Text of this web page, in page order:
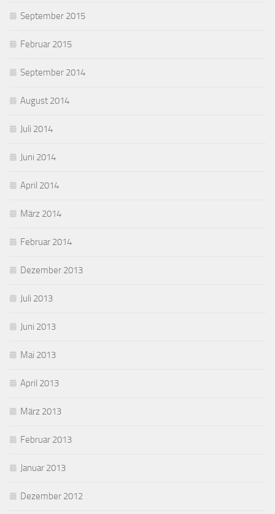
September 2015
Februar 2015
September 2014
August 2014
Juli 2014
Juni 2014
April 2014
März 2014
Februar 2014
Dezember 2013
Juli 2013
Juni 2013
Mai 2013
April 2013
März 2013
Februar 2013
Januar 2013
Dezember 2012